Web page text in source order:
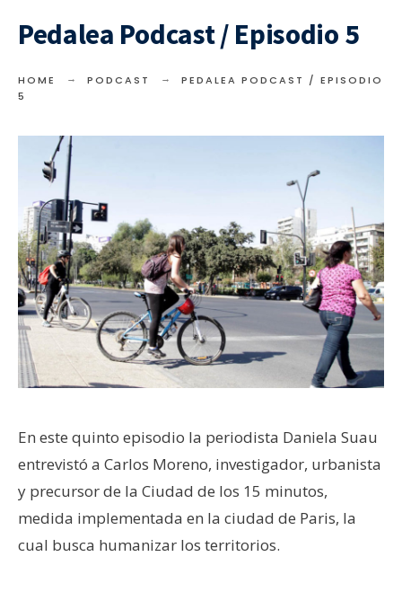
Pedalea Podcast / Episodio 5
HOME PODCAST
PEDALEA PODCAST / EPISODIO
5
En este quinto episodio la periodista Daniela Suau
entrevistó a Carlos Moreno, investigador, urbanista
y precursor de la Ciudad de los 15 minutos,
medida implementada en la ciudad de Paris, la
cual busca humanizar los territorios.